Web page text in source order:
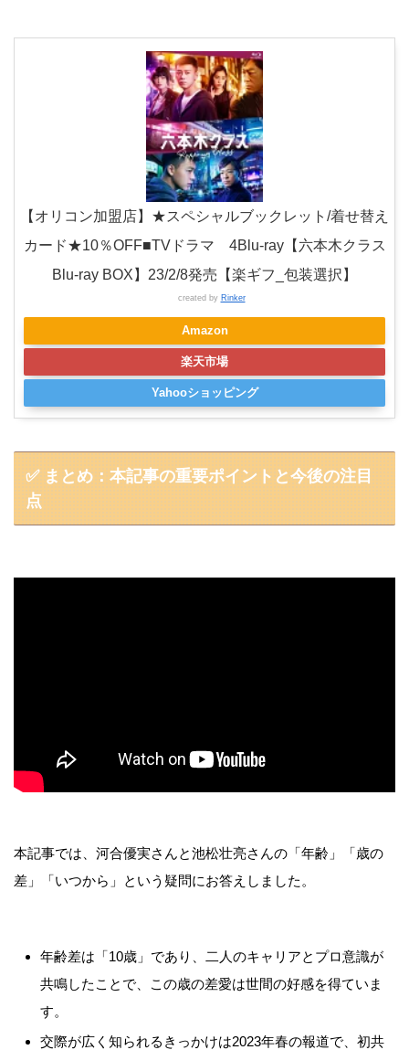
【オリコン加盟店】★スペシャルブックレット/着せ替え
カード★10％OFF■TVドラマ 4Blu-ray【六本木クラス
Blu-ray BOX】23/2/8発売【楽ギフ_包装選択】
created by Rinker
Amazon
楽天市場
Yahooショッピング
✅ まとめ：本記事の重要ポイントと今後の注目
点
本記事では、河合優実さんと池松壮亮さんの「年齢」「歳の
差」「いつから」という疑問にお答えしました。
年齢差は「10歳」であり、二人のキャリアとプロ意識が
共鳴したことで、この歳の差愛は世間の好感を得ていま
す。
交際が広く知られるきっかけは2023年春の報道で、初共